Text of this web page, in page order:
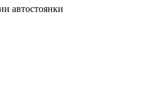
автостоянки